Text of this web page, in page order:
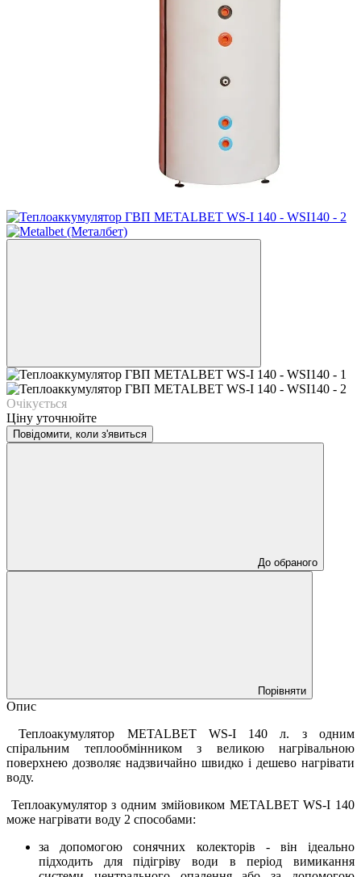
Очікується
Ціну уточнюйте
Повідомити, коли з'явиться
До обраного
Порівняти
Опис
Теплоакумулятор METALBET WS-I 140 л. з одним
спіральним теплообмінником з великою нагрівальною
поверхнею дозволяє надзвичайно швидко і дешево нагрівати
воду.
Теплоакумулятор з одним змійовиком METALBET WS-I 140
може нагрівати воду 2 способами:
за допомогою сонячних колекторів - він ідеально
підходить для підігріву води в період вимикання